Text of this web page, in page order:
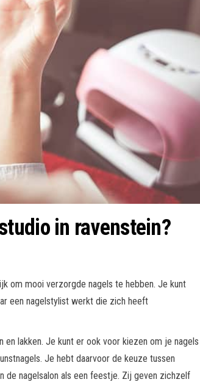
in ravenstein?
om mooi verzorgde nagels te hebben. Je kunt
een nagelstylist werkt die zich heeft
lakken. Je kunt er ook voor kiezen om je nagels
Je hebt daarvoor de keuze tussen
de nagelsalon als een feestje. Zij geven zichzelf